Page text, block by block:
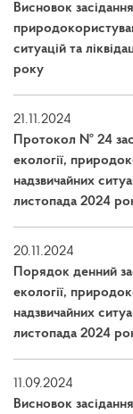
Висновок
ситуацій та
року
21.11.2024
Протокол № 24
екології,
надзвичайних
листопада 2024
20.11.2024
Порядок денний
екології,
надзвичайних
листопада 2024
11.09.2024
Висновок